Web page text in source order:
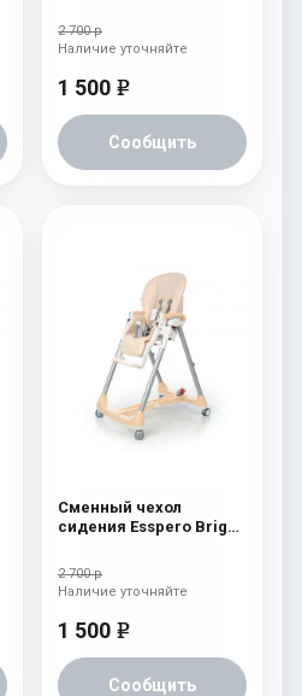
кормления Peg-Perego
Diner Green
2 700 р
1 500 e
Сообщить
Наличие уточняйте
Сменный чехол
сидения Esspero Bright
кормления Peg-Perego
Diner Beige
2 700 р
1 500 e
Сообщить
Наличие уточняйте